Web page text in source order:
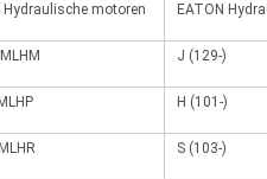
Hydraulische motoren EATON
J (129-)
H (101-)
S (103-)